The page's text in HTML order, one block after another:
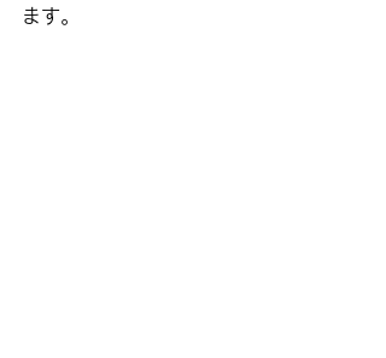
ます。